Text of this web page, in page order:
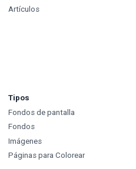
Artículos
Tipos
Fondos de pantalla
Fondos
Imágenes
Páginas para Colorear